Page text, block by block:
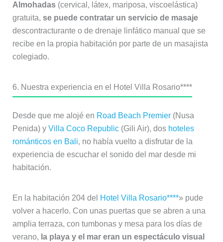
Almohadas(cervical, látex, mariposa, viscoelástica)
gratuita, se puede contratar un servicio de masaje
descontracturante o de drenaje linfático manual que se
recibe en la propia habitación por parte de un masajista
colegiado.
6. Nuestra experiencia en el Hotel Villa Rosario****
Desde que me alojé en Road Beach Premier(Nusa
Penida) y Villa Coco Republic(Gili Air), dos hoteles
románticos en Bali, no había vuelto a disfrutar de la
experiencia de escuchar el sonido del mar desde mi
habitación.
En la habitación 204 del Hotel Villa Rosario****» pude
volver a hacerlo. Con unas puertas que se abren a una
amplia terraza, con tumbonas y mesa para los días de
verano, la playa y el mar eran un espectáculo visual